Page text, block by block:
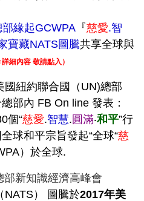
緣起GCWPA 『慈愛.智
寶藏NATS圖騰共享全球與
↑詳細內容 敬請點入）
紐約聯合國（UN)總部
部內 FB On line 發表：
個“慈愛.智慧.圓滿‧和平”行
球和平宗旨發起“全球“慈
）於全球.
新知識經濟高峰會
NATS） 圖騰於2017年美